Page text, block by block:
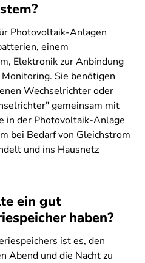
Photovoltaik-Anlagen
einem
Elektronik zur Anbindung
Sie benötigen
Wechselrichter oder
gemeinsam mit
in der Photovoltaik-Anlage
bei Bedarf von Gleichstrom
und ins Hausnetz
ein gut
haben?
ist es, den
Abend und die Nacht zu